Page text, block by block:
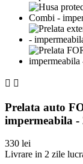
 
Prelata auto
impermeabila
330 lei
Livrare in 2 zile